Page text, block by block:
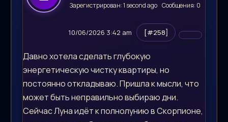
Зарегистрирован: 1 second ago Сообщения: 0
10/06/2026 3:42 am [#258]
Давно хотела сделать глубокую
энергетическую чистку квартиры, но
постоянно откладываю. Пришла к мысли, что
может быть неправильно выбираю дни.
Сейчас Луна идёт к полнолунию в Скорпионе,